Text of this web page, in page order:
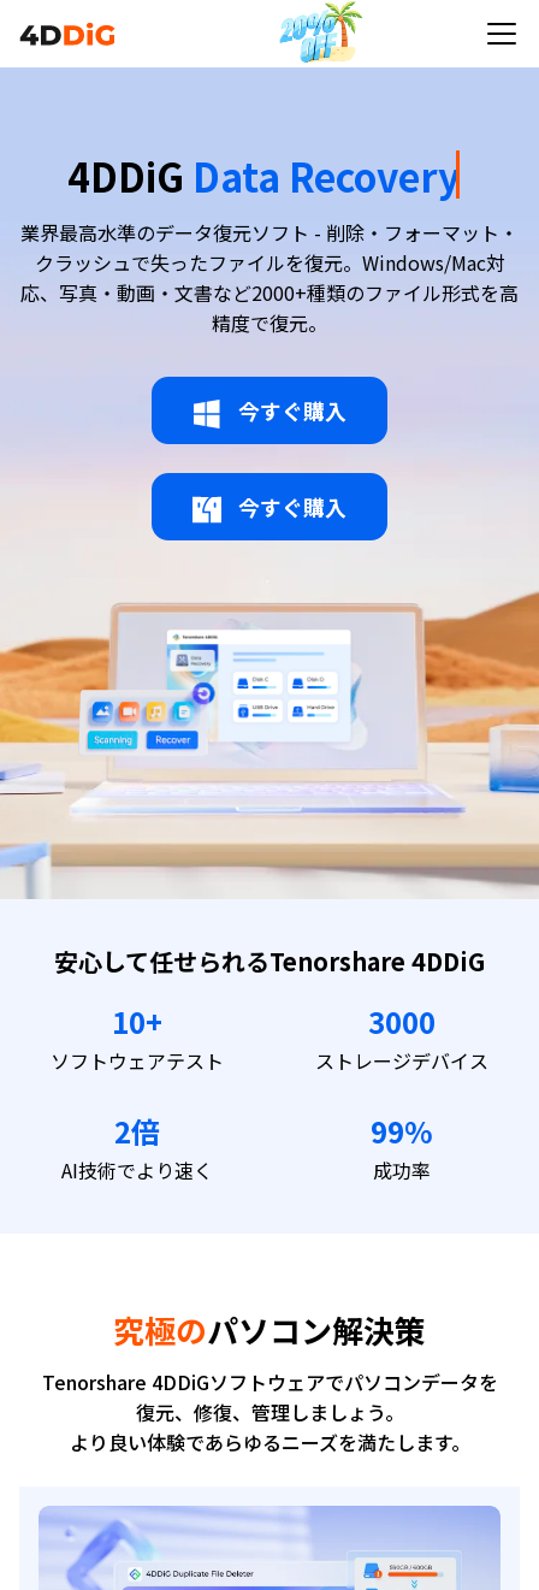
4DDiG Data Recovery
業界最高水準のデータ復元ソフト - 削除・フォーマット・
クラッシュで失ったファイルを復元。Windows/Mac対
応、写真・動画・文書など2000+種類のファイル形式を高
精度で復元。
今すぐ購入
今すぐ購入
安心して任せられるTenorshare 4DDiG
10+
ソフトウェアテスト
3000
ストレージデバイス
2倍
AI技術でより速く
99%
成功率
究極のパソコン解決策
Tenorshare 4DDiGソフトウェアでパソコンデータを
復元、修復、管理しましょう。
より良い体験であらゆるニーズを満たします。